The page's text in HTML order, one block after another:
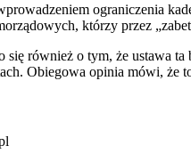
ograniczenia
którzy przez
się również o tym, że ustawa
Obiegowa opinia mówi, że